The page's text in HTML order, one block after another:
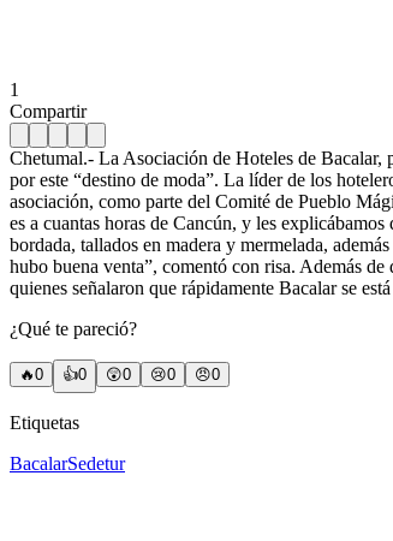
1
Compartir
Chetumal.- La Asociación de Hoteles de
por este “destino de moda”. La líder de los
asociación, como parte del Comité de Pueblo
es a cuantas horas de Cancún, y les
bordada, tallados en madera y mermelada,
hubo buena venta”, comentó con risa. Además
quienes señalaron que rápidamente Bacalar se
¿Qué te pareció?
🔥0 👍0 😲0 😢0 😠0
Etiquetas
BacalarSedetur